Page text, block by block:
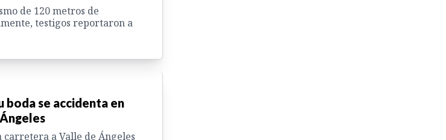
de 120 metros de
testigos reportaron a
boda se accidenta en
a Valle de Ángeles